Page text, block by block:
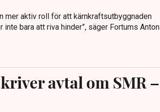
mer aktiv roll för att kärnkraftsutbyggnaden
bara att riva hinder”, säger Fortums Anton
avtal om SMR –